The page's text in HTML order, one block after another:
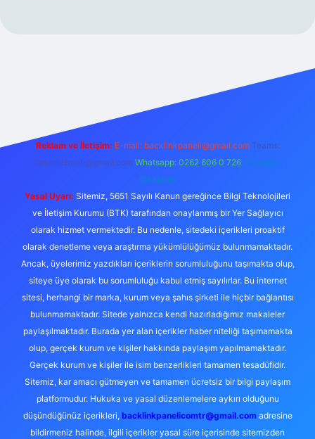
Reklam ve İletişim: E-mail: backlinkpaneli@gmail.com Teams:
forumhizmeti@gmail.com Whatsapp: 0262 606 0 726 Telegram:
@karabul
Yasal Uyarı: Sitemiz, 5651 Sayılı Kanun gereğince Bilgi Teknolojileri
ve İletişim Kurumu (BTK) tarafından onaylanmış bir Yer Sağlayıcı
olarak hizmet vermektedir. Bu nedenle, sitedeki içerikleri proaktif
olarak denetleme veya araştırma yükümlülüğümüz bulunmamaktadır.
Ancak, üyelerimiz yazdıkları içeriklerin sorumluluğunu taşımakta olup,
siteye üye olarak bu sorumluluğu kabul etmiş sayılırlar. Bu internet
sitesi, herhangi bir marka, kurum veya şahıs şirketi ile hiçbir bağlantısı
bulunmamaktadır. Sitede yalnızca kendi hazırladığımız makaleler
paylaşılmaktadır. Burada yer alan içerikler haber niteliği taşımamakta
olup, gerçek kurum ve kişiler hakkında paylaşım yapılmamaktadır.
Gerçek kurum ve kişiler ile isim benzerlikleri tamamen tesadüfidir.
Sitemiz, kar amacı gütmeyen ve tamamen ücretsiz bir bilgi paylaşım
platformudur. Hukuka ve yasal düzenlemelere aykırı olduğunu
düşündüğünüz içerikleri, backlinkpanelicomtr@gmail.comadresine
bildirmeniz halinde, ilgili içerikler yasal süre içerisinde sitemizden